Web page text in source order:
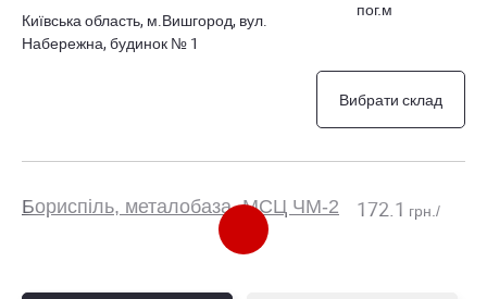
Київська область, м.Вишгород, вул.
Набережна, будинок № 1
пог.м
Вибрати склад
Бориспіль, металобаза, МСЦ ЧМ-2
Київська область, м.Бориспіль, вул.
172.1 грн./